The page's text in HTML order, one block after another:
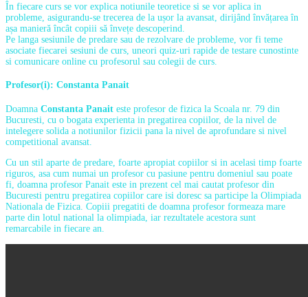
În fiecare curs se vor explica notiunile teoretice si se vor aplica in
probleme, asigurandu-se trecerea de la ușor la avansat, dirijând învățarea în
așa manieră încât copiii să învețe descoperind.
Pe langa sesiunile de predare sau de rezolvare de probleme, vor fi teme
asociate fiecarei sesiuni de curs, uneori quiz-uri rapide de testare cunostinte
si comunicare online cu profesorul sau colegii de curs.
Profesor(i): Constanta Panait
Doamna Constanta Panait este profesor de fizica la Scoala nr. 79 din
Bucuresti, cu o bogata experienta in pregatirea copiilor, de la nivel de
intelegere solida a notiunilor fizicii pana la nivel de aprofundare si nivel
competitional avansat.
Cu un stil aparte de predare, foarte apropiat copiilor si in acelasi timp foarte
riguros, asa cum numai un profesor cu pasiune pentru domeniul sau poate
fi, doamna profesor Panait este in prezent cel mai cautat profesor din
Bucuresti pentru pregatirea copiilor care isi doresc sa participe la Olimpiada
Nationala de Fizica. Copiii pregatiti de doamna profesor formeaza mare
parte din lotul national la olimpiada, iar rezultatele acestora sunt
remarcabile in fiecare an.